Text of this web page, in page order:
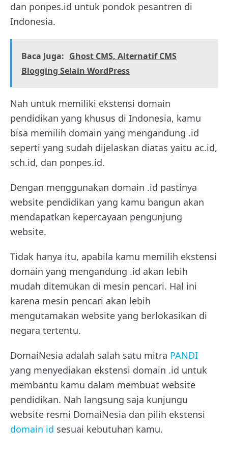
dan ponpes.id untuk pondok pesantren di
Indonesia.
Baca Juga: Ghost CMS, Alternatif CMS
Blogging Selain WordPress
Nah untuk memiliki ekstensi domain
pendidikan yang khusus di Indonesia, kamu
bisa memilih domain yang mengandung .id
seperti yang sudah dijelaskan diatas yaitu ac.id,
sch.id, dan ponpes.id.
Dengan menggunakan domain .id pastinya
website pendidikan yang kamu bangun akan
mendapatkan kepercayaan pengunjung
website.
Tidak hanya itu, apabila kamu memilih ekstensi
domain yang mengandung .id akan lebih
mudah ditemukan di mesin pencari. Hal ini
karena mesin pencari akan lebih
mengutamakan website yang berlokasikan di
negara tertentu.
DomaiNesia adalah salah satu mitra PANDI
yang menyediakan ekstensi domain .id untuk
membantu kamu dalam membuat website
pendidikan. Nah langsung saja kunjungu
website resmi DomaiNesia dan pilih ekstensi
domain id sesuai kebutuhan kamu.